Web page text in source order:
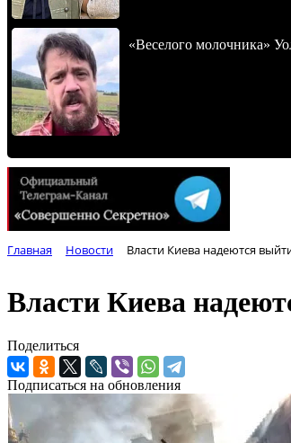
«Веселого молочника»
Главная Новости Власти Киева надеются
Власти Киева
Поделиться
Подписаться на обновления